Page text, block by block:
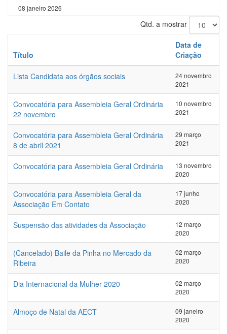
08 janeiro 2026
Qtd. a mostrar
Título
Data de
Criação
Lista Candidata aos órgãos sociais
24 novembro
2021
Convocatória para Assembleia Geral Ordinária
22 novembro
10 novembro
2021
Convocatória para Assembleia Geral Ordinária
8 de abril 2021
29 março
2021
Convocatória para Assembleia Geral Ordinária
13 novembro
2020
Convocatória para Assembleia Geral da
Associação Em Contato
17 junho
2020
Suspensão das atividades da Associação
12 março
2020
(Cancelado) Baile da Pinha no Mercado da
Ribeira
02 março
2020
Dia Internacional da Mulher 2020
02 março
2020
Almoço de Natal da AECT
09 janeiro
2020